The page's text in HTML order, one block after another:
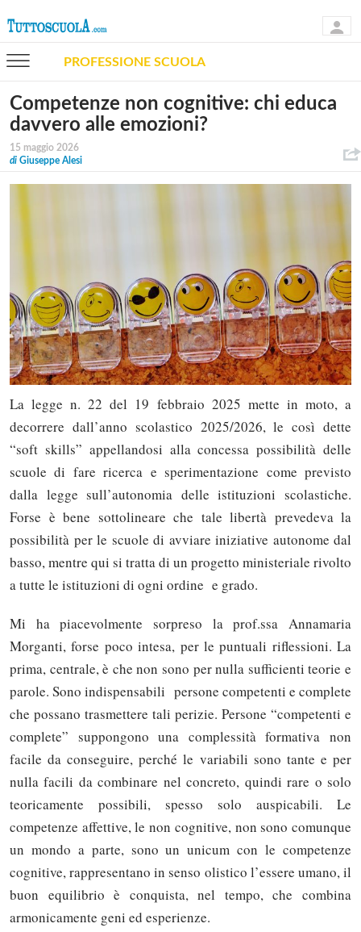
PROFESSIONE SCUOLA
Competenze non cognitive: chi educa
davvero alle emozioni?
15 maggio 2026
di Giuseppe Alesi
La legge n. 22 del 19 febbraio 2025 mette in moto, a
decorrere dall’anno scolastico 2025/2026, le così dette
“soft skills” appellandosi alla concessa possibilità delle
scuole di fare ricerca e sperimentazione come previsto
dalla legge sull’autonomia delle istituzioni scolastiche.
Forse è bene sottolineare che tale libertà prevedeva la
possibilità per le scuole di avviare iniziative autonome dal
basso, mentre qui si tratta di un progetto ministeriale rivolto
a tutte le istituzioni di ogni ordine e grado.
Mi ha piacevolmente sorpreso la prof.ssa Annamaria
Morganti, forse poco intesa, per le puntuali riflessioni. La
prima, centrale, è che non sono per nulla sufficienti teorie e
parole. Sono indispensabili persone competenti e complete
che possano trasmettere tali perizie. Persone “competenti e
complete” suppongono una complessità formativa non
facile da conseguire, perché le variabili sono tante e per
nulla facili da combinare nel concreto, quindi rare o solo
teoricamente possibili, spesso solo auspicabili. Le
competenze affettive, le non cognitive, non sono comunque
un mondo a parte, sono un unicum con le competenze
cognitive, rappresentano in senso olistico l’essere umano, il
buon equilibrio è conquista, nel tempo, che combina
armonicamente geni ed esperienze.